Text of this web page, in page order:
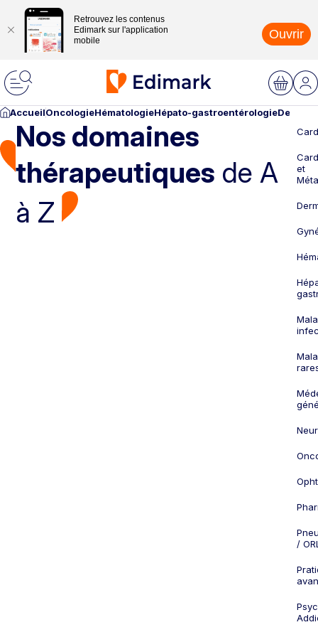
Retrouvez les contenus
Edimark sur l'application
mobile
Ouvrir
AccueilOncologieHématologieHépato-gastroentérologie
Nos domaines
thérapeutiques de A
à Z
et
/